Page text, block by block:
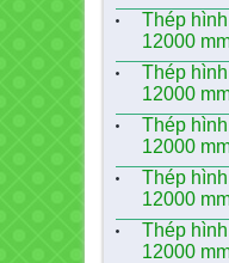
Thép
12000
Thép
12000
Thép
12000
Thép
12000
Thép
12000